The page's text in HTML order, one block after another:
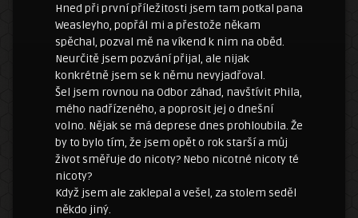
Hned při první příležitosti jsem tam potkal pana
Weasleyho, popřál mi a přestože někam
spěchal, pozval mě na víkend k nim na oběd.
Neurčitě jsem pozvání přijal, ale nijak
konkrétně jsem se k němu nevyjadřoval.
Šel jsem rovnou na Odbor záhad, navštívit Phila,
mého nadřízeného, a poprosit jej o dnešní
volno. Nějak se má deprese dnes prohloubila. Že
by to bylo tím, že jsem opět o rok starší a můj
život směřuje do nicoty? Nebo nicotné nicoty té
nicoty?
Když jsem ale zaklepal a vešel, za stolem seděl
někdo jiný.